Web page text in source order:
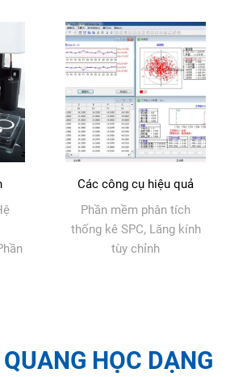
Các công cụ hiệu quả
Phần mềm phân tích
thống kê SPC, Lăng kính
tùy chỉnh
HỌC DẠNG